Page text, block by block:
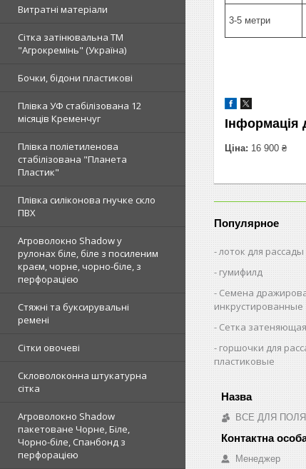
Витратні матеріали
Сітка затінювальна ТМ
"Агрокремінь" (Україна)
Бочки, бідони пластикові
Плівка УФ стабілізована 12
місяців Кременчуг
Плівка поліетиленова
стабілізована "Планета
Пластик"
Плівка силіконова гнучке скло
ПВХ
Агроволокно Shadow у
рулонах біле, біле з посиленим
краєм, чорне, чорно-біле, з
перфорацією
Стяжні та буксирувальні
ремені
Сітки овочеві
Скловолоконна штукатурна
сітка
Агроволокно Shadow
пакетоване Чорне, Біле,
Чорно-біле, Спанбонд з
перфорацією
3-5 метри
Інформація
Ціна: 16 900 ₴
Популярное
лоток для рассады
гумифилд
Семена
инкрустированные
Сетка затеняющая
горшочки для
пластиковые
ВСЕ ДЛЯ
Менеджер